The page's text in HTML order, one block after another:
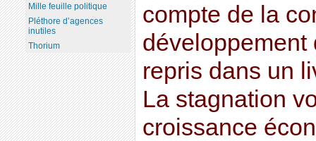
compte de la
développement
repris dans un
La stagnation
croissance
Mille feuille politique
Pléthore d’agences
inutiles
Thorium